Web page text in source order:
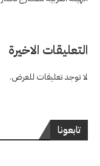
التعليقات الاخيرة
لا توجد تعليقات للعرض.
تابعونا